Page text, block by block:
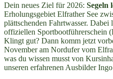
Dein neues Ziel für 2026: Segeln
Erholungsgebiet Elfrather See
plättschenden Fahrtwasser.
offiziellen Sportbootführerschein
Klingt gut? Dann komm jetzt
November am Nordufer vom
was du wissen musst von
unseren erfahrenen Ausbilder